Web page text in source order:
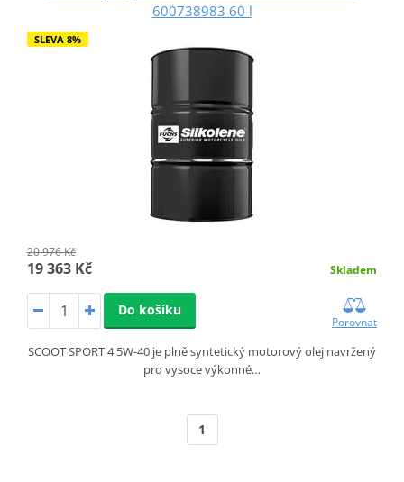
600738983 60 l
SLEVA 8%
20 976 Kč
19 363 Kč Skladem
Do košíku
Porovnat
SCOOT SPORT 4 5W-40 je plně syntetický motorový olej navržený
pro vysoce výkonné…
1